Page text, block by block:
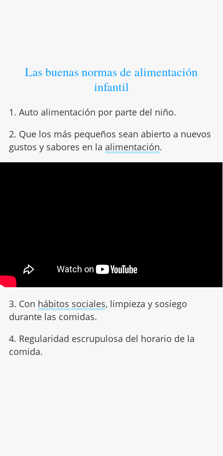
Las buenas normas de alimentación
infantil
1. Auto alimentación por parte del niño.
2. Que los más pequeños sean abierto a nuevos
gustos y sabores en la alimentación.
3. Con hábitos sociales, limpieza y sosiego
durante las comidas.
4. Regularidad escrupulosa del horario de la
comida.